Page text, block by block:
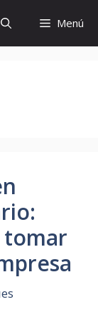
Menú
tomar